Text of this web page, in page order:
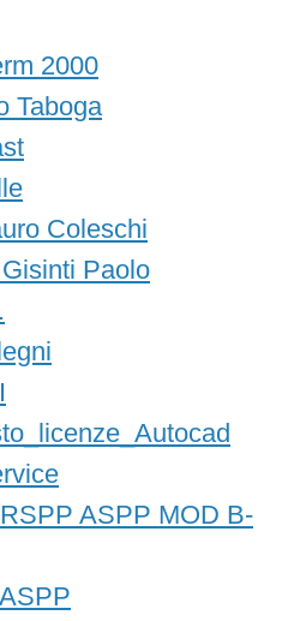
2000
Taboga
Coleschi
Paolo
ASPP MOD B-